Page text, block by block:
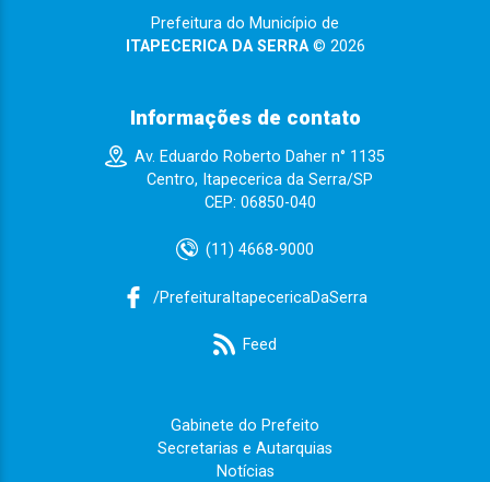
Prefeitura do Município de
ITAPECERICA DA SERRA© 2026
Informações de contato
Av. Eduardo Roberto Daher n° 1135
Centro, Itapecerica da Serra/SP
CEP: 06850-040
(11) 4668-9000
/PrefeituraItapecericaDaSerra
Feed
Gabinete do Prefeito
Secretarias e Autarquias
Notícias